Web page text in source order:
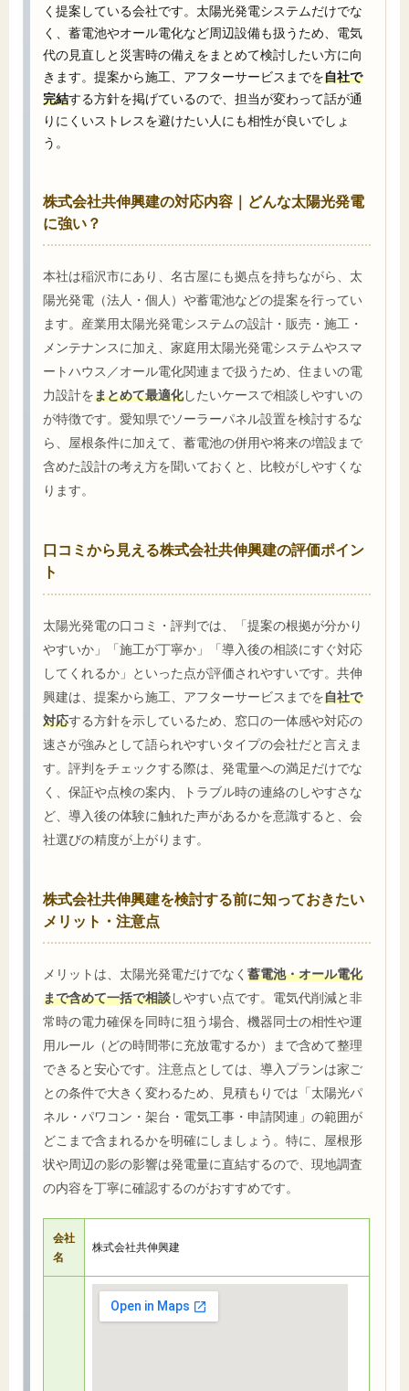
く提案している会社です。太陽光発電システムだけでな
く、蓄電池やオール電化など周辺設備も扱うため、電気
代の見直しと災害時の備えをまとめて検討したい方に向
きます。提案から施工、アフターサービスまでを自社で
完結する方針を掲げているので、担当が変わって話が通
りにくいストレスを避けたい人にも相性が良いでしょ
う。
株式会社共伸興建の対応内容｜どんな太陽光発電
に強い？
本社は稲沢市にあり、名古屋にも拠点を持ちながら、太
陽光発電（法人・個人）や蓄電池などの提案を行ってい
ます。産業用太陽光発電システムの設計・販売・施工・
メンテナンスに加え、家庭用太陽光発電システムやスマ
ートハウス／オール電化関連まで扱うため、住まいの電
力設計をまとめて最適化したいケースで相談しやすいの
が特徴です。愛知県でソーラーパネル設置を検討するな
ら、屋根条件に加えて、蓄電池の併用や将来の増設まで
含めた設計の考え方を聞いておくと、比較がしやすくな
ります。
口コミから見える株式会社共伸興建の評価ポイン
ト
太陽光発電の口コミ・評判では、「提案の根拠が分かり
やすいか」「施工が丁寧か」「導入後の相談にすぐ対応
してくれるか」といった点が評価されやすいです。共伸
興建は、提案から施工、アフターサービスまでを自社で
対応する方針を示しているため、窓口の一体感や対応の
速さが強みとして語られやすいタイプの会社だと言えま
す。評判をチェックする際は、発電量への満足だけでな
く、保証や点検の案内、トラブル時の連絡のしやすさな
ど、導入後の体験に触れた声があるかを意識すると、会
社選びの精度が上がります。
株式会社共伸興建を検討する前に知っておきたい
メリット・注意点
メリットは、太陽光発電だけでなく 蓄電池・オール電化
まで含めて一括で相談しやすい点です。電気代削減と非
常時の電力確保を同時に狙う場合、機器同士の相性や運
用ルール（どの時間帯に充放電するか）まで含めて整理
できると安心です。注意点としては、導入プランは家ご
との条件で大きく変わるため、見積もりでは「太陽光パ
ネル・パワコン・架台・電気工事・申請関連」の範囲が
どこまで含まれるかを明確にしましょう。特に、屋根形
状や周辺の影の影響は発電量に直結するので、現地調査
の内容を丁寧に確認するのがおすすめです。
会社
名
株式会社共伸興建